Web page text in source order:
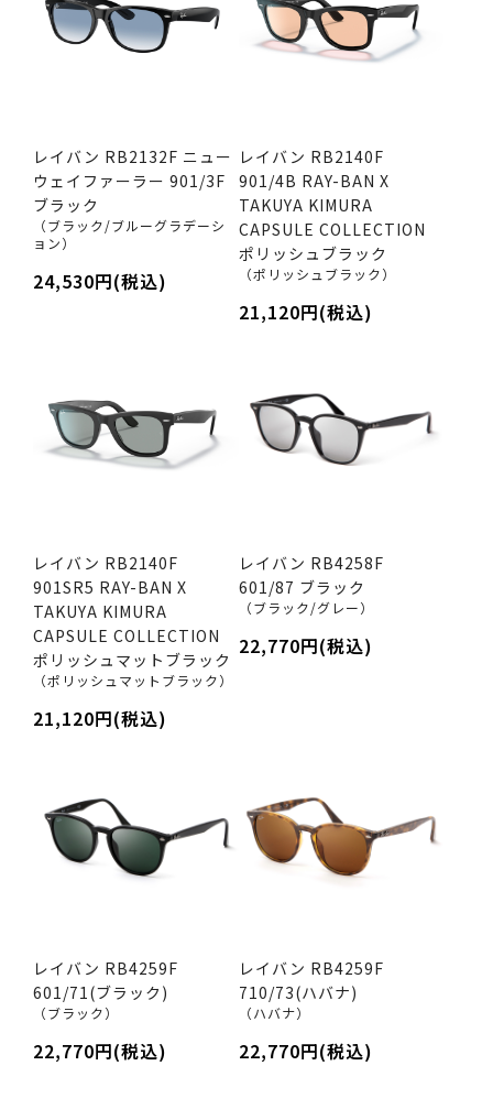
レイバン RB2132F ニュー
ウェイファーラー 901/3F
ブラック
（ブラック/ブルーグラデーシ
ョン）
24,530円(税込)
レイバン RB2140F
901/4B RAY-BAN X
TAKUYA KIMURA
CAPSULE COLLECTION
ポリッシュブラック
（ポリッシュブラック）
21,120円(税込)
レイバン RB2140F
901SR5 RAY-BAN X
TAKUYA KIMURA
CAPSULE COLLECTION
ポリッシュマットブラック
（ポリッシュマットブラック）
21,120円(税込)
レイバン RB4258F
601/87 ブラック
（ブラック/グレー）
22,770円(税込)
レイバン RB4259F
601/71(ブラック)
（ブラック）
22,770円(税込)
レイバン RB4259F
710/73(ハバナ)
（ハバナ）
22,770円(税込)